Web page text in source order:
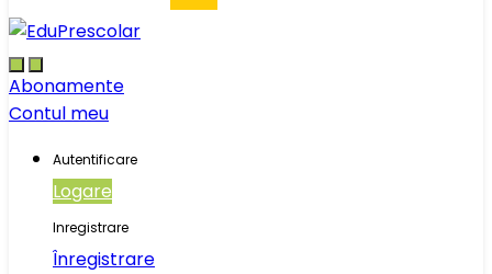
Abonamente
Contul meu
Autentificare
Logare
Inregistrare
Înregistrare